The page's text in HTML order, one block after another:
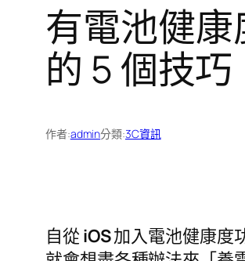
有電池健
的 5 個技巧
作者:admin分類:3C資訊
自從 iOS加入電池健康度